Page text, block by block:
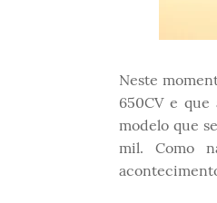
Neste
650CV e
modelo que
mil. Como